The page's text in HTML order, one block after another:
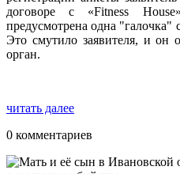
договоре с «Fitness
предусмотрена одна "галочка"
Это смутило заявителя, и он
орган.
читать далее
0 комментариев